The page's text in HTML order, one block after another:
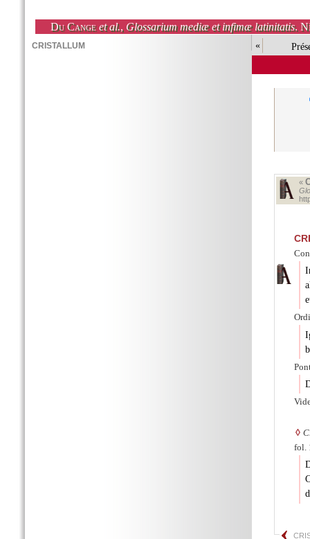
Du Cange et al., Glossarium mediæ et infimæ latinitatis.
«
«
◊
fol.